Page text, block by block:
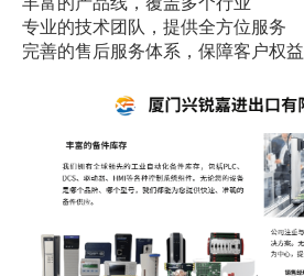
专业的技术团队，提供全方位服务
完善的售后服务体系，保障客户权益